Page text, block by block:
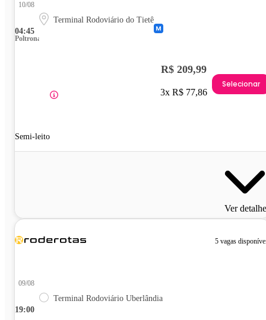
04:45
10/08
Terminal Rodoviário do Tietê
Poltrona
Semi-leito
R$ 209,99
3x R$ 77,86
Selecionar
Ver
5 vagas
19:00
09/08
Terminal Rodoviário Uberlândia